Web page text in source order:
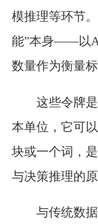
模推理等环节
能”本身——以AI
数量作为衡量标
这些令牌
本单位，它可
块或一个词，
与决策推理的原
与传统数